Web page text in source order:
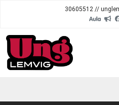
30605512 //